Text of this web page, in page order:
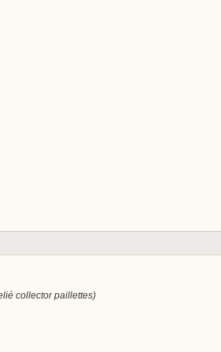
collector paillettes)